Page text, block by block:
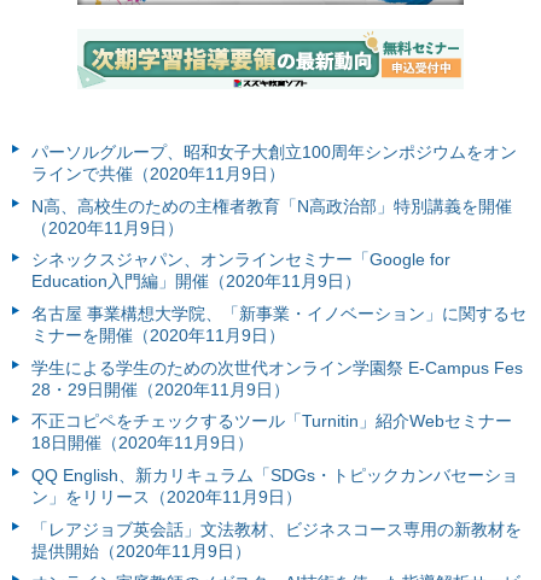
パーソルグループ、昭和女子大創立100周年シンポジウムをオン
ラインで共催（2020年11月9日）
N高、高校生のための主権者教育「N高政治部」特別講義を開催
（2020年11月9日）
シネックスジャパン、オンラインセミナー「Google for
Education入門編」開催（2020年11月9日）
名古屋 事業構想大学院、「新事業・イノベーション」に関するセ
ミナーを開催（2020年11月9日）
学生による学生のための次世代オンライン学園祭 E-Campus Fes
28・29日開催（2020年11月9日）
不正コピペをチェックするツール「Turnitin」紹介Webセミナー
18日開催（2020年11月9日）
QQ English、新カリキュラム「SDGs・トピックカンバセーショ
ン」をリリース（2020年11月9日）
「レアジョブ英会話」文法教材、ビジネスコース専用の新教材を
提供開始（2020年11月9日）